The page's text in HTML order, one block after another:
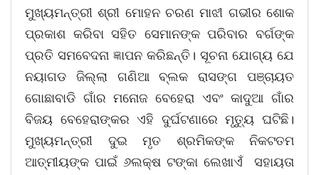
ମୁଖ୍ୟମନ୍ତ୍ରୀ ଶ୍ରୀ ମୋହନ ଚରଣ ମାଝୀ ଗଭୀର ଶୋକ
ପ୍ରକାଶ କରିବା ସହିତ ସେମାନଙ୍କ ପରିବାର ବର୍ଗଙ୍କ
ପ୍ରତି ସମବେଦନା ଜ୍ଞାପନ କରିଛନ୍ତି। ସୂଚନା ଯୋଗ୍ୟ ଯେ
ନୟାଗଡ ଜିଲ୍ଲା ଗଣିଆ ବ୍ଲକ ରାସଙ୍ଗ ପଞ୍ଚାୟତ
ଗୋଛାବାଡି ଗାଁର ମନୋଜ ବେହେରା ଏବଂ କାଦୁଆ ଗାଁର
ବିଜୟ ବେହେରାଙ୍କର ଏହି ଦୁର୍ଘଟଣାରେ ମୃତ୍ୟୁ ଘଟିଛି।
ମୁଖ୍ୟମନ୍ତ୍ରୀ ଦୁଇ ମୃତ ଶ୍ରମିକଙ୍କ ନିକଟତମ
ଆତ୍ମୀୟଙ୍କ ପାଇଁ ୬ଲକ୍ଷ ଟଙ୍କା ଲେଖାଏଁ ସହାୟତା